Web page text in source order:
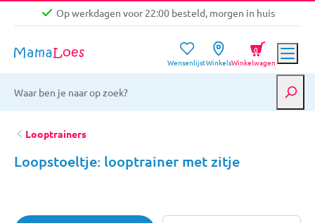
Op werkdagen voor 22:00 besteld, morgen in huis
Gratis verzending vanaf €39,-
Op werkdagen voor 22:00 besteld, morgen in huis
WensenlijstWinkelsWinkelwagen
0
Looptrainers
Loopstoeltje: looptrainer met zitje